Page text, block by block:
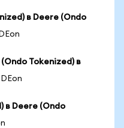
в Deere (Ondo
Tokenized) в
в Deere (Ondo